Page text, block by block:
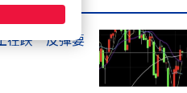
在跌 反彈要